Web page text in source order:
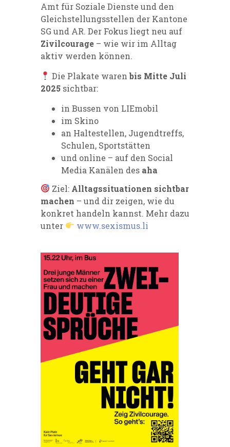
Amt für Soziale Dienste und den
Gleichstellungsstellen der Kantone
SG und AR. Der Fokus liegt neu auf
Zivilcourage – wie wir im Alltag
aktiv werden können.
Die Plakate warenbis Mitte Juli
2025 sichtbar:
in Bussen von LIEmobil
im Skino
an Haltestellen, Jugendtreffs,
Schulen, Sportstätten
und online – auf den Social
Media Kanälen des aha
Ziel: Alltagssituationen sichtbar
machen – und dir zeigen, wie du
konkret handeln kannst. Mehr dazu
unter
www.sexismus.li